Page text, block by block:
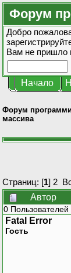
Форум
Добро
Вам не пришло
Начало
Форум
массива
Страниц: [1] 2
Автор
0 Пользователей
Fatal Error
Гость